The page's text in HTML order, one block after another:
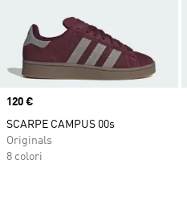
Price
120 €
SCARPE CAMPUS 00s
Originals
8 colori